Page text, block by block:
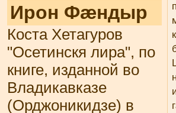
Ирон Фæндыр
Коста Хетагуров
"Осетинскя лира", по
книге, изданной во
Владикавказе
(Орджоникидзе) в